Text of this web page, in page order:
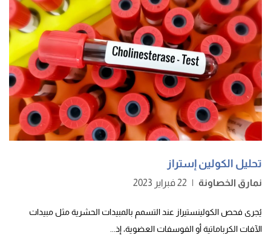
تحليل الكولين إستراز
نمارق الخصاونة | 22 فبراير 2023
يُجرى فحص الكولينستيراز عند التسمم بالمبيدات الحشرية مثل مبيدات
الآفات الكرباماتية أو الفوسفات العضوية، إذ...